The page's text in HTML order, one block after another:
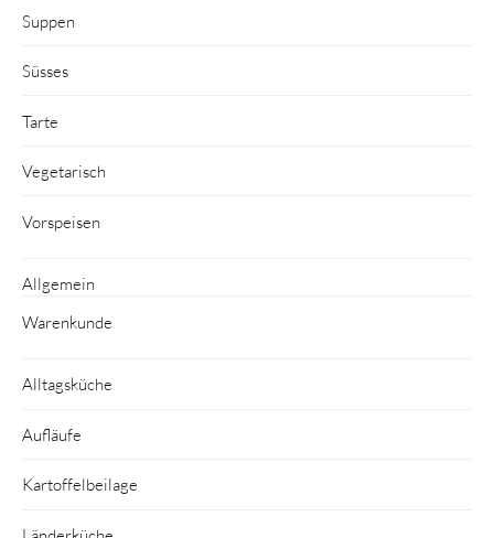
Suppen
Süsses
Tarte
Vegetarisch
Vorspeisen
Allgemein
Warenkunde
Alltagsküche
Aufläufe
Kartoffelbeilage